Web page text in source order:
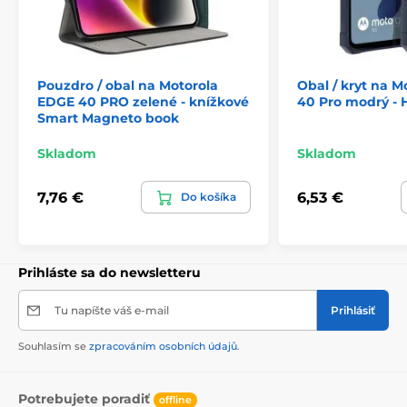
Pouzdro / obal na Motorola
EDGE 40 PRO zelené - knížkové
Smart Magneto book
Skladom
7,76 € Do košíka
Obal / kryt na
40 Pro modrý -
Skladom
6,53 €
Prihláste sa do newsletteru
Tu napíšte váš e-mail Prihlásiť
Souhlasím se zpracováním osobních údajů.
Potrebujete poradiť offline